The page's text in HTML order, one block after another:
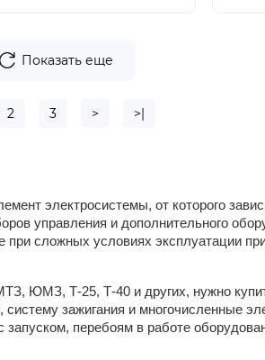
Показать еще
2 3 > >|
электросистемы, от которого
управления и дополнительного
сложных условиях эксплуатации
ЮМЗ, Т-25, Т-40 и других, нужно
зажигания и многочисленные
перебоям в работе